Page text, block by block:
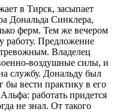
в Тирск, засыпает
Дональда Синклера,
ферм. Тем же вечером
работу. Предложение
Владелец
воздушные силы, и
службу. Дональду был
бы вести практику в его
работать придется
не знал. От такого